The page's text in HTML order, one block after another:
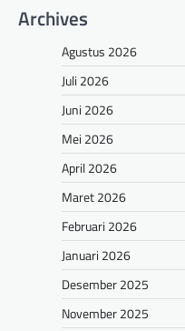
Archives
Agustus 2026
Juli 2026
Juni 2026
Mei 2026
April 2026
Maret 2026
Februari 2026
Januari 2026
Desember 2025
November 2025